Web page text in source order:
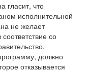
гласит, что
исполнительной
не желает
со
должно
отказывается